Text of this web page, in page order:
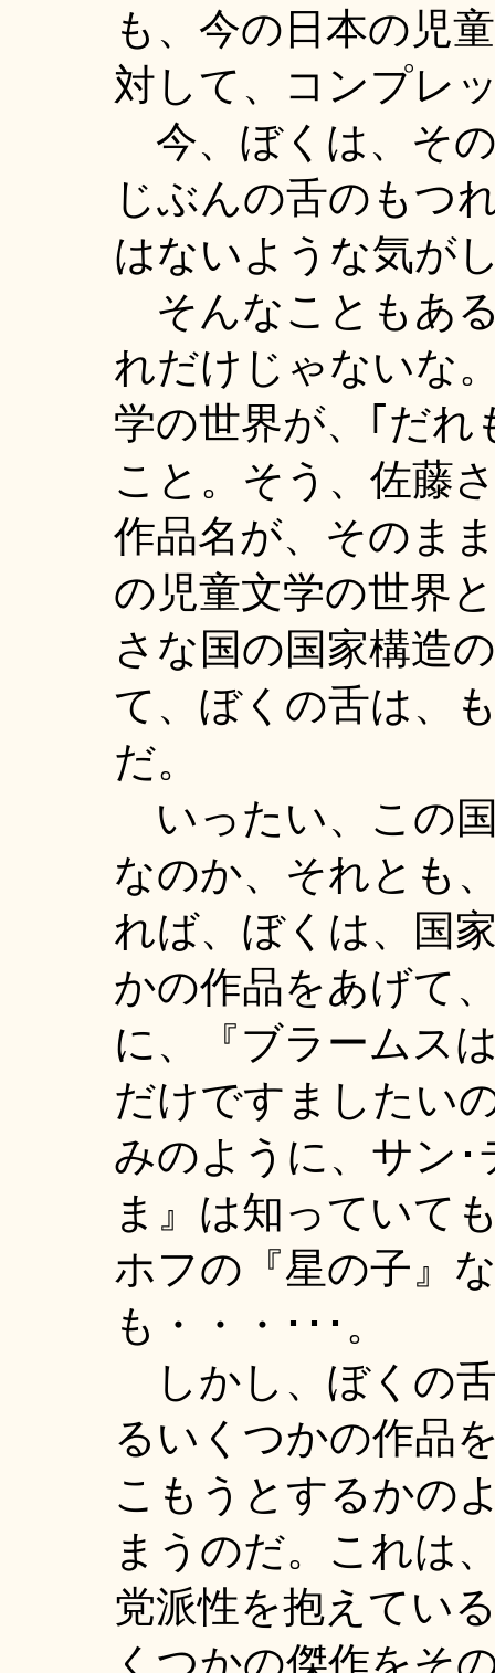
も、今の日本の児
対して、コンプレ
今、ぼくは、そ
じぶんの舌のもつ
はないような気が
そんなこともあ
れだけじゃないな
学の世界が、｢だれ
こと。そう、佐藤
作品名が、そのま
の児童文学の世界
さな国の国家構造
て、ぼくの舌は、
だ。
いったい、この
なのか、それとも
れば、ぼくは、国
かの作品をあげて
に、『ブラームス
だけですましたい
みのように、サン
ま』は知っていて
ホフの『星の子』
も・・・･･･。
しかし、ぼくの
るいくつかの作品
こもうとするかの
まうのだ。これは
党派性を抱えてい
くつかの傑作をそ